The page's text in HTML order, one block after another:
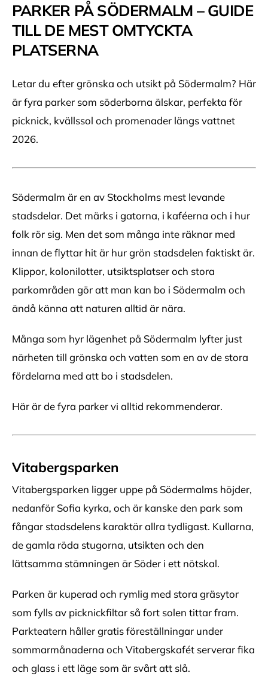
PARKER PÅ SÖDERMALM – GUIDE
TILL DE MEST OMTYCKTA
PLATSERNA
Letar du efter grönska och utsikt på Södermalm? Här
är fyra parker som söderborna älskar, perfekta för
picknick, kvällssol och promenader längs vattnet
2026.
Södermalm är en av Stockholms mest levande
stadsdelar. Det märks i gatorna, i kaféerna och i hur
folk rör sig. Men det som många inte räknar med
innan de flyttar hit är hur grön stadsdelen faktiskt är.
Klippor, kolonilotter, utsiktsplatser och stora
parkområden gör att man kan bo i Södermalm och
ändå känna att naturen alltid är nära.
Många som hyr lägenhet på Södermalm lyfter just
närheten till grönska och vatten som en av de stora
fördelarna med att bo i stadsdelen.
Här är de fyra parker vi alltid rekommenderar.
Vitabergsparken
Vitabergsparken ligger uppe på Södermalms höjder,
nedanför Sofia kyrka, och är kanske den park som
fångar stadsdelens karaktär allra tydligast. Kullarna,
de gamla röda stugorna, utsikten och den
lättsamma stämningen är Söder i ett nötskal.
Parken är kuperad och rymlig med stora gräsytor
som fylls av picknickfiltar så fort solen tittar fram.
Parkteatern håller gratis föreställningar under
sommarmånaderna och Vitabergskafét serverar fika
och glass i ett läge som är svårt att slå.